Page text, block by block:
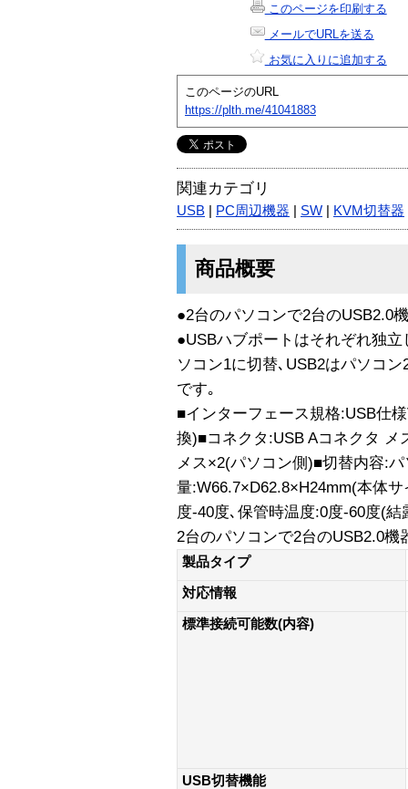
このページを印刷する
メールでURLを送る
お気に入りに追加する
このページのURL
https://plth.me/41041883
関連カテゴリ
USB PC周辺機器 SW KVM切替器
商品概要
●2台のパソコンで2台のUSB2.0
●USBハブポートはそれぞれ独
ソコン1に切替､USB2はパソコ
です｡
■インターフェース規格:USB仕
換)■コネクタ:USB Aコネクタ メ
メス×2(パソコン側)■切替内容:
量:W66.7×D62.8×H24mm(本体
度-40度､保管時温度:0度-60度(結
2台のパソコンで2台のUSB2.0
製品タイプ
対応情報
標準接続可能数(内容)
USB切替機能